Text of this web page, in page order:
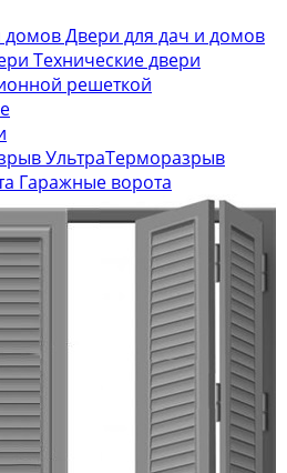
Двери для дач и домов
Технические двери
решеткой
УльтраТерморазрыв
Гаражные ворота